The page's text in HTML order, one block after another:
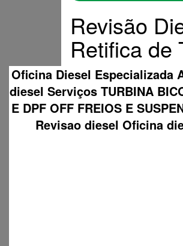
Revisão
Retifica de
Oficina Diesel Especializada
diesel Serviços TURBINA
E DPF OFF FREIOS E
Revisao diesel Oficina